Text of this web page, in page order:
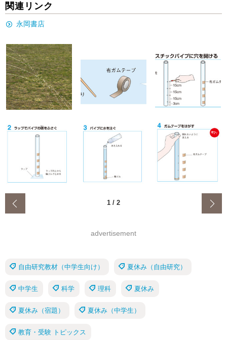
関連リンク
永岡書店
1 / 2
advertisement
自由研究教材（中学生向け） 夏休み（自由研究）
中学生 科学 理科 夏休み
夏休み（宿題） 夏休み（中学生）
教育・受験 トピックス